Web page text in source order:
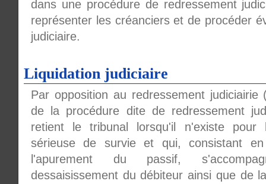
dans une procédure de redressement
représenter les créanciers et de procéder
judiciaire.
Liquidation judiciaire
Par opposition au redressement
de la procédure dite de redressement
retient le tribunal lorsqu'il n'existe pour
sérieuse de survie et qui, consistant
l'apurement du passif,
dessaisissement du débiteur ainsi que de